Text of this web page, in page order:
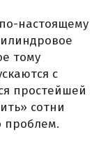
настоящему
тому
с
простейшей
сотни
проблем.